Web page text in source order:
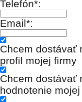
Telefón*:
Email*:
Chcem dostávať
profil mojej firmy
Chcem dostávať
hodnotenie